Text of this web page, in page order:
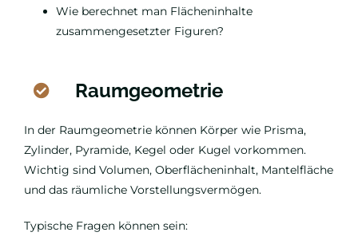
Wie berechnet man Flächeninhalte
zusammengesetzter Figuren?
Raumgeometrie
In der Raumgeometrie können Körper wie Prisma,
Zylinder, Pyramide, Kegel oder Kugel vorkommen.
Wichtig sind Volumen, Oberflächeninhalt, Mantelfläche
und das räumliche Vorstellungsvermögen.
Typische Fragen können sein: